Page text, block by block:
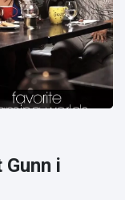
i